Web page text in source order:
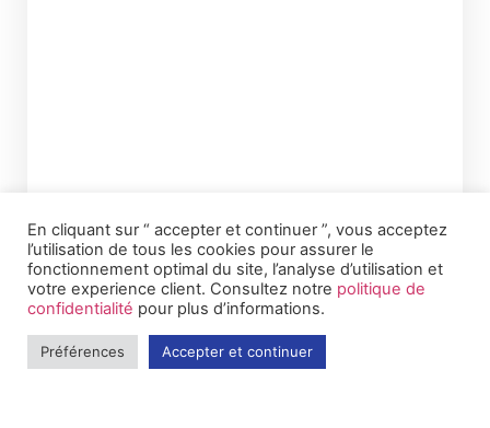
En cliquant sur “ accepter et continuer ”, vous acceptez
l’utilisation de tous les cookies pour assurer le
fonctionnement optimal du site, l’analyse d’utilisation et
votre experience client. Consultez notre politique de
confidentialité pour plus d’informations.
Préférences Accepter et continuer